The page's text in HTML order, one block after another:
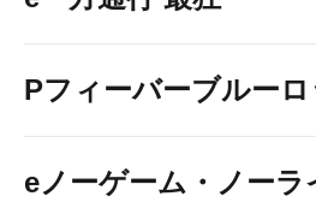
Pフィーバーブルー
eノーゲーム・ノーラ